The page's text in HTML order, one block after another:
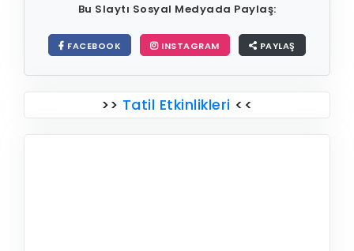
Bu Slaytı Sosyal Medyada Paylaş:
FACEBOOK INSTAGRAM PAYLAŞ
>> Tatil Etkinlikleri <<